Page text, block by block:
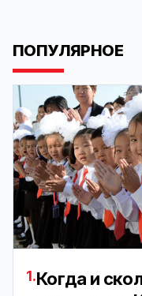
ПОПУЛЯРНОЕ
1.Когда и